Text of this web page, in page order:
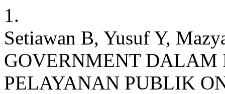
1.
Setiawan B, Yusuf Y,
GOVERNMENT
PELAYANAN PUBLIK